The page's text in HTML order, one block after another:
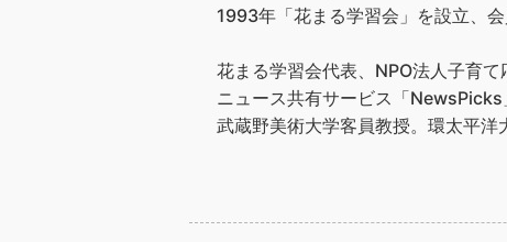
1993年「花まる学習会」を設立、
花まる学習会代表、NPO法人子育
ニュース共有サービス「NewsPicks
武蔵野美術大学客員教授。環太平洋